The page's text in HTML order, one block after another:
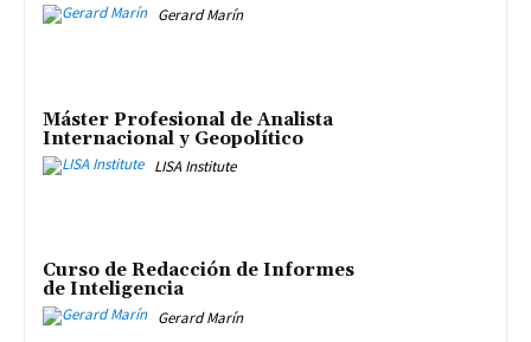
Gerard Marín
Máster Profesional de Analista
Internacional y Geopolítico
LISA Institute
Curso de Redacción de Informes
de Inteligencia
Gerard Marín